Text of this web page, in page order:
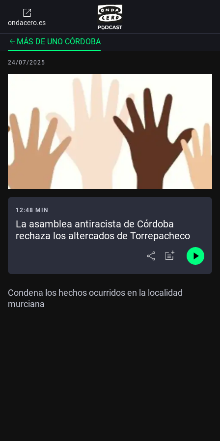
ondacero.es
MÁS DE UNO CÓRDOBA
24/07/2025
12:48 MIN
La asamblea antiracista de Córdoba
rechaza los altercados de Torrepacheco
Condena los hechos ocurridos en la localidad
murciana